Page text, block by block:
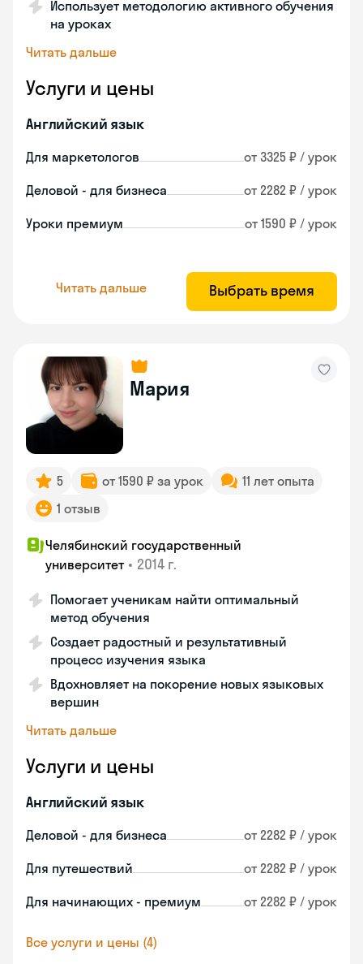
Использует методологию активного обучения
на уроках
Читать дальше
Услуги и цены
Английский язык
Для маркетологов от 3325 ₽ / урок
Деловой - для бизнеса от 2282 ₽ / урок
Уроки премиум от 1590 ₽ / урок
Читать дальше Выбрать время
Мария
5 от 1590 ₽ за урок
11 лет опыта
1 отзыв
Челябинский государственный
университет • 2014 г.
Помогает ученикам найти оптимальный
метод обучения
Создает радостный и результативный
процесс изучения языка
Вдохновляет на покорение новых языковых
вершин
Читать дальше
Услуги и цены
Английский язык
Деловой - для бизнеса от 2282 ₽ / урок
Для путешествий от 2282 ₽ / урок
Для начинающих - премиум от 2282 ₽ / урок
Все услуги и цены (4)